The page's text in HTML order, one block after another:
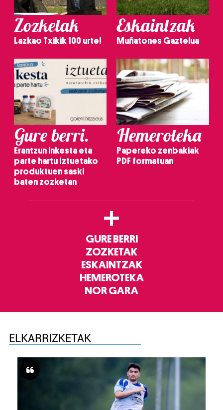
Zozketak
Lazkao Txikik 100 urte!
Eskaintzak
Muñatones Gaztelua
Gure berri.
Erantzun inkesta eta
parte hartu Iztuetako
produktuen saski
baten zozketan
Hemeroteka
Papereko zenbakiak
PDF formatuan
+
GURE BERRI
ZOZKETAK
ESKAINTZAK
HEMEROTEKA
NOR GARA
ELKARRIZKETAK